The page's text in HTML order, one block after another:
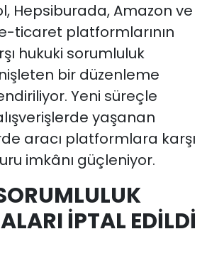
Hepsiburada, Amazon ve
e-ticaret platformlarının
hukuki sorumluluk
bir düzenleme
Yeni süreçle
yaşanan
aracı platformlara karşı
imkânı güçleniyor.
İPTAL EDİLDİ